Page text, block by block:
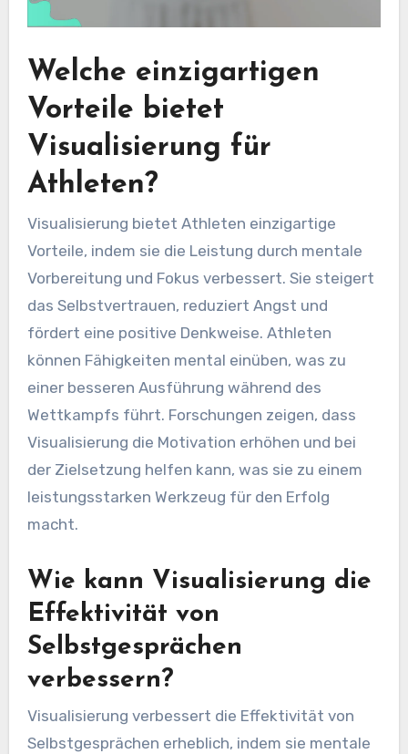
Welche einzigartigen
Vorteile bietet
Visualisierung für
Athleten?
Visualisierung bietet Athleten einzigartige
Vorteile, indem sie die Leistung durch mentale
Vorbereitung und Fokus verbessert. Sie steigert
das Selbstvertrauen, reduziert Angst und
fördert eine positive Denkweise. Athleten
können Fähigkeiten mental einüben, was zu
einer besseren Ausführung während des
Wettkampfs führt. Forschungen zeigen, dass
Visualisierung die Motivation erhöhen und bei
der Zielsetzung helfen kann, was sie zu einem
leistungsstarken Werkzeug für den Erfolg
macht.
Wie kann Visualisierung die
Effektivität von
Selbstgesprächen
verbessern?
Visualisierung verbessert die Effektivität von
Selbstgesprächen erheblich, indem sie mentale